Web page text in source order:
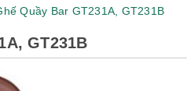
Quầy Bar GT231A, GT231B
GT231B